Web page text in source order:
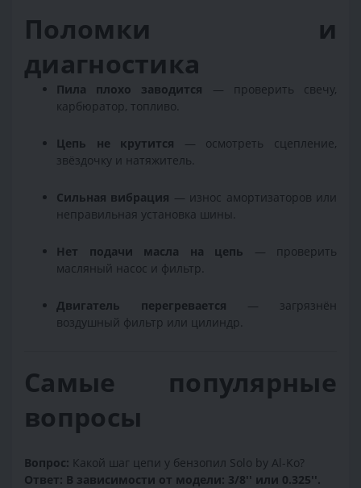
Поломки и
диагностика
Пила плохо заводится — проверить свечу,
карбюратор, топливо.
Цепь не крутится — осмотреть сцепление,
звёздочку и натяжитель.
Сильная вибрация — износ амортизаторов или
неправильная установка шины.
Нет подачи масла на цепь — проверить
масляный насос и фильтр.
Двигатель перегревается — загрязнён
воздушный фильтр или цилиндр.
Самые популярные
вопросы
Вопрос: Какой шаг цепи у бензопил Solo by Al-Ko?
Ответ: В зависимости от модели: 3/8'' или 0.325''.